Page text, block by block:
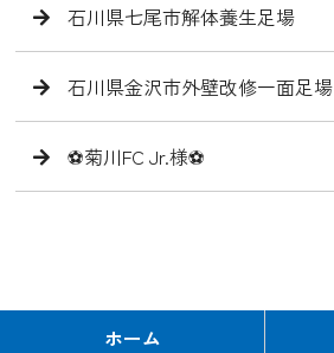
石川県七尾市解体養生足場
石川県金沢市外壁改修一面足場
⚽️菊川FC Jr.様⚽️
ホーム